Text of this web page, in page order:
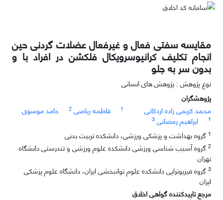
مقایسه سفتی فعال و غیرفعال عضلات گردنی حین
انجام تکلیف کرانیوسرویکال فلکشن در افراد با و
بدون سر به جلو
نوع پژوهش : پژوهش های انسانی
پژوهشگران
محمد کریمی زاده اردکانی
1 فاطمه ریاضی 2 حامد موسوی
1 ابراهیم رمضانی 3
1 گروه بهداشت و پزشکی ورزشی، دانشکده تربیت بدنی
2 گروه آسیب شناسی ورزشی دانشکده علوم ورزشی و تندرستی دانشگاه
تهران
3 گروه فیزیوتراپی دانشکده علوم توانبخشی ایران، دانشگاه علوم پزشکی
ایران
مرجع تاییدکننده گواهی اخلاق